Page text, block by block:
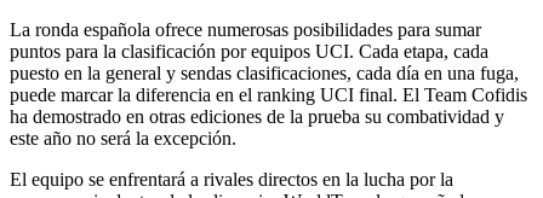
La ronda española ofrece numerosas posibilidades para sumar
puntos para la clasificación por equipos UCI. Cada etapa, cada
puesto en la general y sendas clasificaciones, cada día en una fuga,
puede marcar la diferencia en el ranking UCI final. El Team Cofidis
ha demostrado en otras ediciones de la prueba su combatividad y
este año no será la excepción.
El equipo se enfrentará a rivales directos en la lucha por la